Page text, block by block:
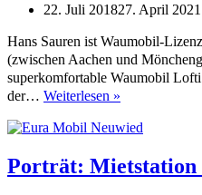
22. Juli 201827. April 2021
Hans Sauren ist Waumobil-
(zwischen Aachen und
superkomfortable Waumobil
der… Weiterlesen »
Geilenkirchen
Porträt: Mietstation